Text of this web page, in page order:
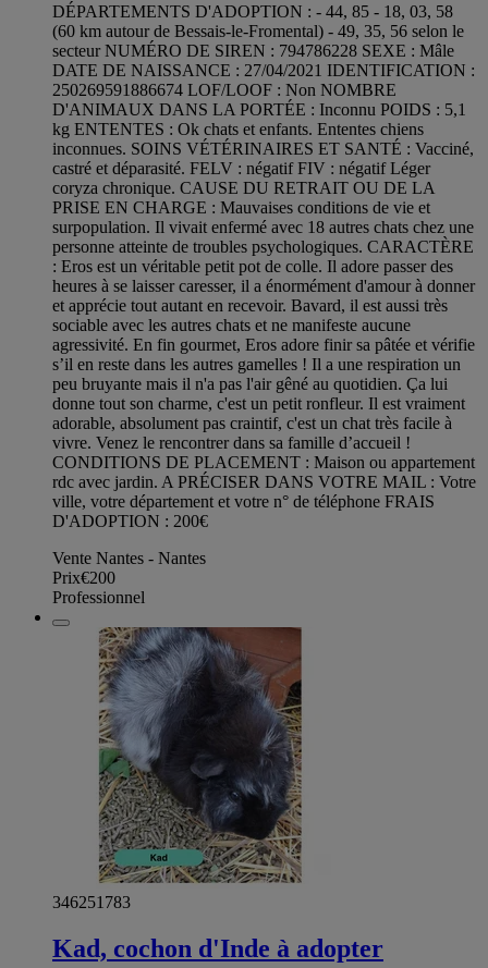
DÉPARTEMENTS D'ADOPTION : - 44, 85 - 18, 03, 58
(60 km autour de Bessais-le-Fromental) - 49, 35, 56 selon le
secteur NUMÉRO DE SIREN : 794786228 SEXE : Mâle
DATE DE NAISSANCE : 27/04/2021 IDENTIFICATION :
250269591886674 LOF/LOOF : Non NOMBRE
D'ANIMAUX DANS LA PORTÉE : Inconnu POIDS : 5,1
kg ENTENTES : Ok chats et enfants. Ententes chiens
inconnues. SOINS VÉTÉRINAIRES ET SANTÉ : Vacciné,
castré et déparasité. FELV : négatif FIV : négatif Léger
coryza chronique. CAUSE DU RETRAIT OU DE LA
PRISE EN CHARGE : Mauvaises conditions de vie et
surpopulation. Il vivait enfermé avec 18 autres chats chez une
personne atteinte de troubles psychologiques. CARACTÈRE
: Eros est un véritable petit pot de colle. Il adore passer des
heures à se laisser caresser, il a énormément d'amour à donner
et apprécie tout autant en recevoir. Bavard, il est aussi très
sociable avec les autres chats et ne manifeste aucune
agressivité. En fin gourmet, Eros adore finir sa pâtée et vérifie
s’il en reste dans les autres gamelles ! Il a une respiration un
peu bruyante mais il n'a pas l'air gêné au quotidien. Ça lui
donne tout son charme, c'est un petit ronfleur. Il est vraiment
adorable, absolument pas craintif, c'est un chat très facile à
vivre. Venez le rencontrer dans sa famille d’accueil !
CONDITIONS DE PLACEMENT : Maison ou appartement
rdc avec jardin. A PRÉCISER DANS VOTRE MAIL : Votre
ville, votre département et votre n° de téléphone FRAIS
D'ADOPTION : 200€
Vente Nantes - Nantes
Prix€200
Professionnel
346251783
Kad, cochon d'Inde à adopter